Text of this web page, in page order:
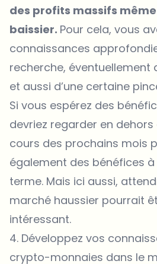
des profits massifs
baissier. Pour cela, vous
connaissances
recherche,
et aussi d’une certaine
Si vous espérez des
devriez regarder en dehors
cours des prochains mois
également des bénéfices
terme. Mais ici aussi,
marché haussier pourrait
intéressant.
4. Développez vos
crypto-monnaies dans le